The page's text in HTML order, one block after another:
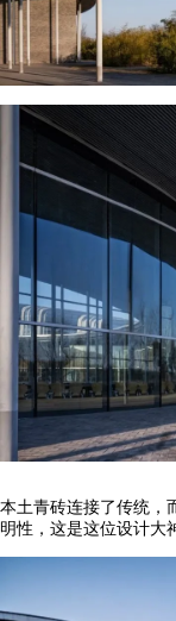
本土青砖连接了传统，
明性，这是这位设计大